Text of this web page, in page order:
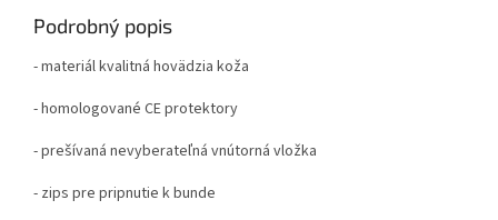
Podrobný popis
- materiál kvalitná hovädzia koža
- homologované CE protektory
- prešívaná nevyberateľná vnútorná vložka
- zips pre pripnutie k bunde